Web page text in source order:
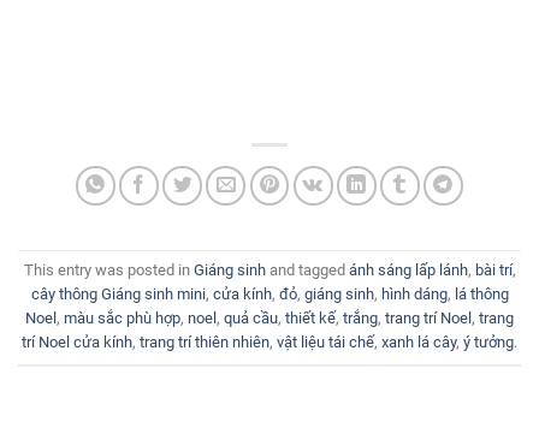
This entry was posted in Giáng sinhand tagged ánh sáng lấp lánh, bài trí,
cây thông Giáng sinh mini, cửa kính, đỏ, giáng sinh, hình dáng, lá thông
Noel , màu sắc phù hợp, noel , quả cầu, thiết kế, trắng, trang trí Noel , trang
trí Noel cửa kính, trang trí thiên nhiên, vật liệu tái chế, xanh lá cây, ý tưởng.